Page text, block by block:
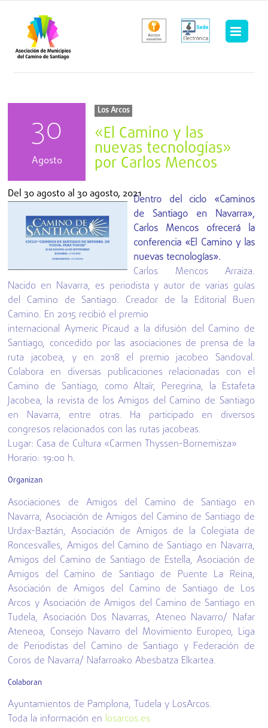
contenido
30
Agosto
Los Arcos
«El Camino y las
nuevas tecnologías»
por Carlos Mencos
Del30 agosto al30 agosto, 2021Dentro del ciclo «Caminos
de Santiago en Navarra»,
Carlos Mencos ofrecerá la
conferencia «El Camino y las
nuevas tecnologías».
Carlos Mencos Arraiza.
Nacido en Navarra, es periodista y autor de varias guías
del Camino de Santiago. Creador de la Editorial Buen
Camino. En 2015 recibió el premio
internacional Aymeric Picaud a la difusión del Camino de
Santiago, concedido por las asociaciones de prensa de la
ruta jacobea, y en 2018 el premio jacobeo Sandoval.
Colabora en diversas publicaciones relacionadas con el
Camino de Santiago, como Altaïr, Peregrina, la Estafeta
Jacobea, la revista de los Amigos del Camino de Santiago
en Navarra, entre otras. Ha participado en diversos
congresos relacionados con las rutas jacobeas.
Lugar: Casa de Cultura «Carmen Thyssen-Bornemisza»
Horario: 19:00 h.
Organizan
Asociaciones de Amigos del Camino de Santiago en
Navarra, Asociación de Amigos del Camino de Santiago de
Urdax-Baztán, Asociación de Amigos de la Colegiata de
Roncesvalles, Amigos del Camino de Santiago en Navarra,
Amigos del Camino de Santiago de Estella, Asociación de
Amigos del Camino de Santiago de Puente La Reina,
Asociación de Amigos del Camino de Santiago de Los
Arcos y Asociación de Amigos del Camino de Santiago en
Tudela, Asociación Dos Navarras, Ateneo Navarro/ Nafar
Ateneoa, Consejo Navarro del Movimiento Europeo, Liga
de Periodistas del Camino de Santiago y Federación de
Coros de Navarra/ Nafarroako Abesbatza Elkartea.
Colaboran
Ayuntamientos de Pamplona, Tudela y LosArcos.
Toda la información en losarcos.es